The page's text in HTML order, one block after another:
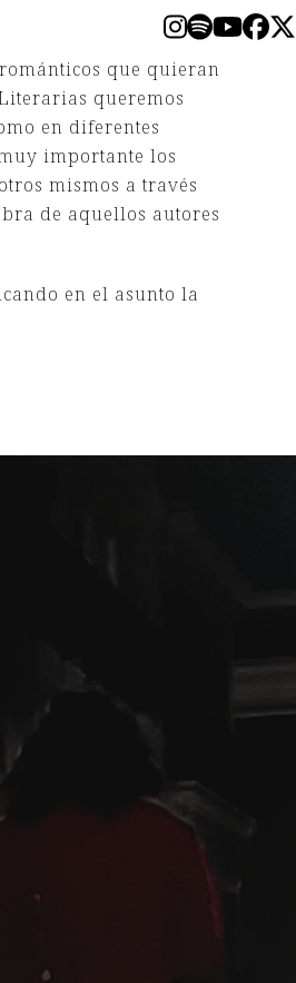
Instagram
Spotify
que quieran
queremos
en diferentes
importante los
mismos a través
de aquellos autores
en el asunto la